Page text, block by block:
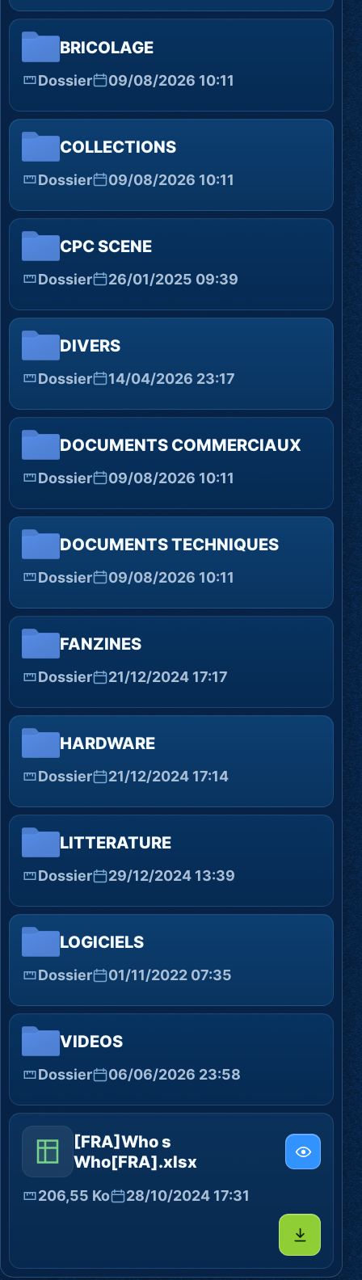
BRICOLAGE
Dossier 09/08/2026 10:11
COLLECTIONS
Dossier 09/08/2026 10:11
CPC SCENE
Dossier 26/01/2025 09:39
DIVERS
Dossier 14/04/2026 23:17
DOCUMENTS COMMERCIAUX
Dossier 09/08/2026 10:11
DOCUMENTS TECHNIQUES
Dossier 09/08/2026 10:11
FANZINES
Dossier 21/12/2024 17:17
HARDWARE
Dossier 21/12/2024 17:14
LITTERATURE
Dossier 29/12/2024 13:39
LOGICIELS
Dossier 01/11/2022 07:35
VIDEOS
Dossier 06/06/2026 23:58
[FRA]Who s
Who[FRA].xlsx
206,55 Ko 28/10/2024 17:31